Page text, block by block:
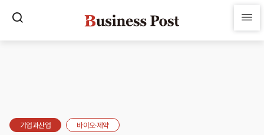
기업과산업 바이오·제약